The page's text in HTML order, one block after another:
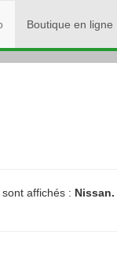
Boutique en ligne
affichés : Nissan.